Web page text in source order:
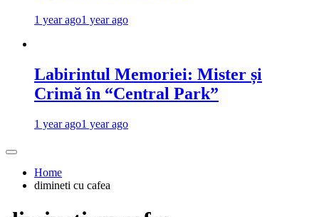
1 year ago1 year ago
Labirintul Memoriei: Mister și
Crimă în “Central Park”
1 year ago1 year ago
Home
dimineti cu cafea